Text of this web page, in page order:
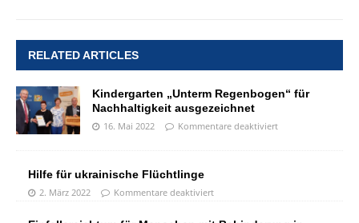
RELATED ARTICLES
Kindergarten „Unterm Regenbogen“ für
Nachhaltigkeit ausgezeichnet
16. Mai 2022 Kommentare deaktiviert
Hilfe für ukrainische Flüchtlinge
2. März 2022 Kommentare deaktiviert